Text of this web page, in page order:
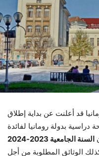
قد أعلنت عن بداية إطلاق
اختيار الملفات لجائزة 40 منحة دراسية بدولة رومانيا لفائدة
السنة الجامعية 2023-2024
الوثائق المطلوبة من أجل